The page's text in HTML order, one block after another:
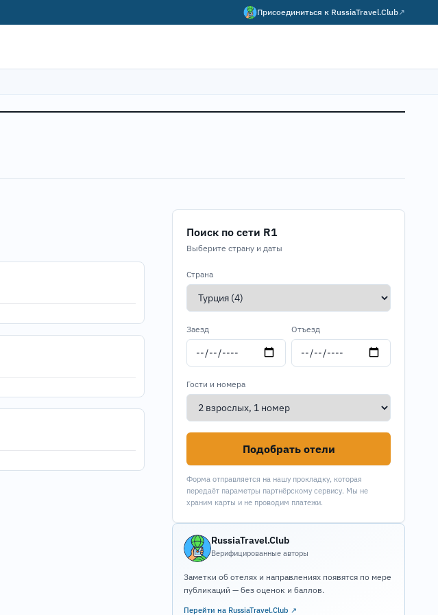
Присоединиться к RussiaTravel.Club↗
Поиск по сети R1
Выберите страну и даты
Страна
Заезд Отъезд
Гости и номера
Подобрать отели
Форма отправляется на нашу прокладку, которая
передаёт параметры партнёрскому сервису. Мы не
храним карты и не проводим платежи.
RussiaTravel.Club
Верифицированные авторы
Заметки об отелях и направлениях появятся по мере
публикаций — без оценок и баллов.
Перейти на RussiaTravel.Club ↗